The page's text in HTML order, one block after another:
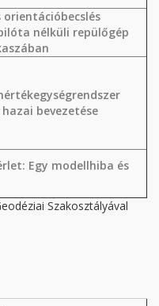
orientációbecslés
nélküli repülőgép
bevezetése
Egy modellhiba és
Szakosztályával